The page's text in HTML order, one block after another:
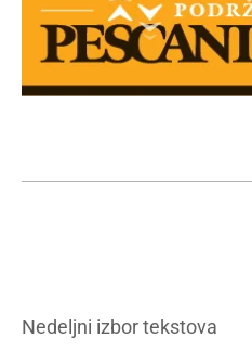
Nedeljni izbor tekstova